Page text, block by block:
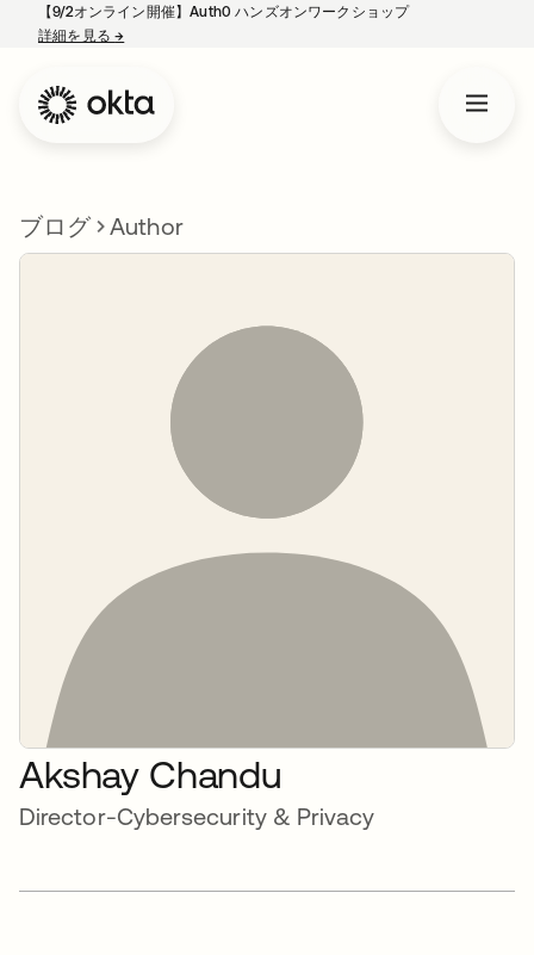
【9/2オンライン開催】Auth0 ハンズオンワークショップ
詳細を見る→
ブログ Author
Akshay Chandu
Director-Cybersecurity & Privacy